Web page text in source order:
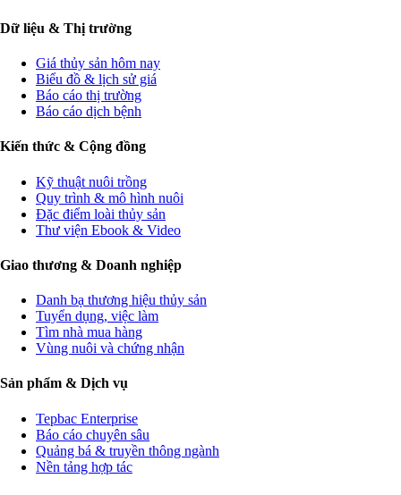
Dữ liệu & Thị trường
Giá thủy sản hôm nay
Biểu đồ & lịch sử giá
Báo cáo thị trường
Báo cáo dịch bệnh
Kiến thức & Cộng đồng
Kỹ thuật nuôi trồng
Quy trình & mô hình nuôi
Đặc điểm loài thủy sản
Thư viện Ebook & Video
Giao thương & Doanh nghiệp
Danh bạ thương hiệu thủy sản
Tuyển dụng, việc làm
Tìm nhà mua hàng
Vùng nuôi và chứng nhận
Sản phẩm & Dịch vụ
Tepbac Enterprise
Báo cáo chuyên sâu
Quảng bá & truyền thông ngành
Nền tảng hợp tác